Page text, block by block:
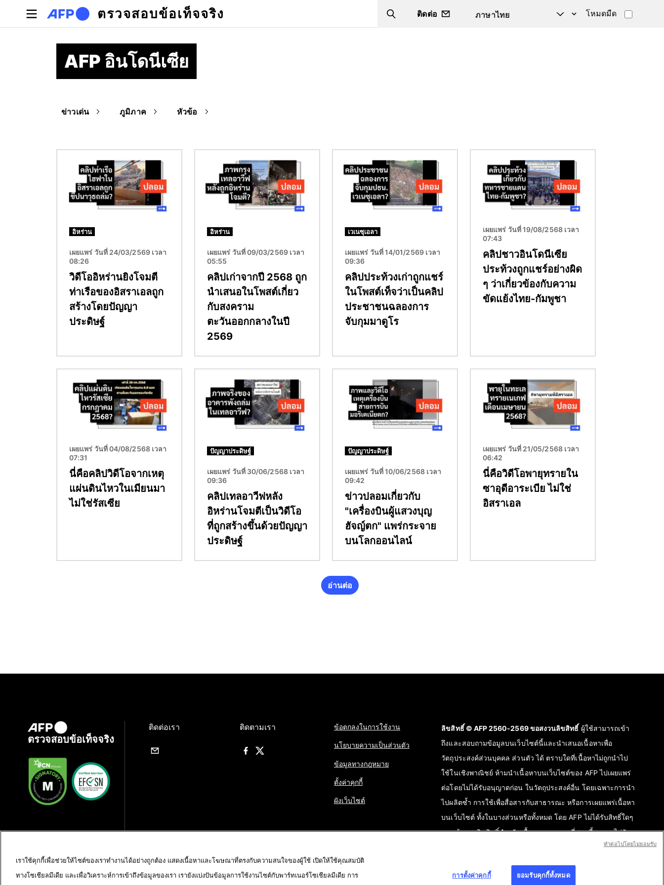
Skip to main content
ตรวจสอบข้อเท็จจริง Search
ติดต่อ โหมดมืด
AFP อินโดนีเซีย
ข่าวเด่น ภูมิภาค หัวข้อ
อิหร่าน
เผยแพร่ วันที่ 24/03/2569 เวลา
08:26
วิดีโออิหร่านยิงโจมตี
ท่าเรือของอิสราเอลถูก
สร้างโดยปัญญา
ประดิษฐ์
อิหร่าน
เผยแพร่ วันที่ 09/03/2569 เวลา
05:55
คลิปเก่าจากปี 2568 ถูก
นำเสนอในโพสต์เกี่ยว
กับสงคราม
ตะวันออกกลางในปี
2569
เวเนซุเอลา
เผยแพร่ วันที่ 14/01/2569 เวลา
09:36
คลิปประท้วงเก่าถูกแชร์
ในโพสต์เท็จว่าเป็นคลิป
ประชาชนฉลองการ
จับกุมมาดูโร
เผยแพร่ วันที่ 19/08/2568 เวลา
07:43
คลิปชาวอินโดนีเซีย
ประท้วงถูกแชร์อย่างผิด
ๆ ว่าเกี่ยวข้องกับความ
ขัดแย้งไทย-กัมพูชา
เผยแพร่ วันที่ 04/08/2568 เวลา
07:31
นี่คือคลิปวิดีโอจากเหตุ
แผ่นดินไหวในเมียนมา
ไม่ใช่รัสเซีย
ปัญญาประดิษฐ์
เผยแพร่ วันที่ 30/06/2568 เวลา
09:36
คลิปเทลอาวีฟหลัง
อิหร่านโจมตีเป็นวิดีโอ
ที่ถูกสร้างขึ้นด้วยปัญญา
ประดิษฐ์
ปัญญาประดิษฐ์
เผยแพร่ วันที่ 10/06/2568 เวลา
09:42
ข่าวปลอมเกี่ยวกับ
"เครื่องบินผู้แสวงบุญ
ฮัจญ์ตก" แพร่กระจาย
บนโลกออนไลน์
เผยแพร่ วันที่ 21/05/2568 เวลา
06:42
นี่คือวิดีโอพายุทรายใน
ซาอุดีอาระเบีย ไม่ใช่
อิสราเอล
อ่านต่อ
ตรวจสอบข้อเท็จจริง
ติดต่อเรา ติดตามเรา ข้อตกลงในการใช้งาน
นโยบายความเป็นส่วนตัว
ข้อมูลทางกฎหมาย
ตั้งค่าคุกกี้
ผังเว็บไซต์
ลิขสิทธิ์ © AFP 2560-2569 ขอสงวนลิขสิทธิ์ ผู้ใช้สามารถเข้า
ถึงและสอบถามข้อมูลบนเว็บไซต์นี้และนำเสนอเนื้อหาเพื่อ
วัตถุประสงค์ส่วนบุคคล ส่วนตัว ได้ ตราบใดที่เนื้อหาไม่ถูกนำไป
ใช้ในเชิงพาณิชย์ ห้ามนำเนื้อหาบนเว็บไซต์ของ AFP ไปเผยแพร่
ต่อโดยไม่ได้รับอนุญาตก่อน ในวัตถุประสงค์อื่น โดยเฉพาะการนำ
ไปผลิตซ้ำ การใช้เพื่อสื่อสารกับสาธารณะ หรือการเผยแพร่เนื้อหา
บนเว็บไซต์ ทั้งในบางส่วนหรือทั้งหมด โดย AFP ไม่ได้รับสิทธิ์ใดๆ
จากเจ้าของลิขสิทธิ์สำหรับเนื้อหาของบุคคลที่สามนี้และจะไม่รับ
ผิดชอบใดๆ ในเรื่องนี้ AFP และสัญลักษณ์เป็นเครื่องหมายที่ได้รับ
เราใช้คุกกี้เพื่อช่วยให้ไซต์ของเราทำงานได้อย่างถูกต้อง แสดงเนื้อหาและโฆษณาที่ตรงกับความสนใจของผู้ใช้ เปิดให้ใช้คุณสมบัติ
ทางโซเชียลมีเดีย และเพื่อวิเคราะห์การเข้าถึงข้อมูลของเรา เรายังแบ่งปันข้อมูลการใช้งานไซต์กับพาร์ทเนอร์โซเชียลมีเดีย การ
การตั้งค่าคุกกี้ ยอมรับคุกกี้ทั้งหมด
ทําต่อไปโดยไม่ยอมรับ